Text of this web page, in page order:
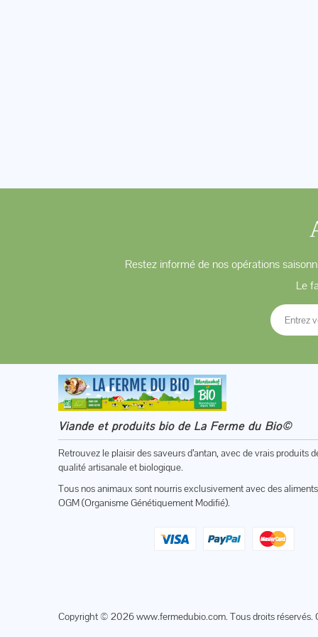
Restez informé de nos opérations
Le
Viande et produits bio de La Ferme du Bio©
Retrouvez le plaisir des saveurs d’antan, avec de vrais produits
qualité artisanale et biologique.
Tous nos animaux sont nourris exclusivement avec des
OGM (Organisme Génétiquement Modifié).
Copyright © 2026www.fermedubio.com. Tous droits